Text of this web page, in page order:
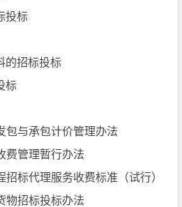
投标
的招标投标
标
包与承包计价管理办法
费管理暂行办法
招标代理服务收费标准（试行）
物招标投标办法